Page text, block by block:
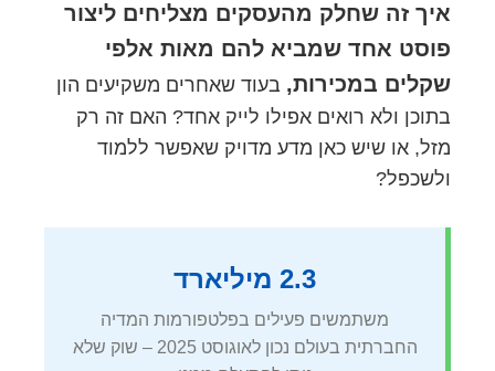
איך זה שחלק מהעסקים מצליחים ליצור
פוסט אחד שמביא להם מאות אלפי
שקלים במכירות, בעוד שאחרים משקיעים הון
בתוכן ולא רואים אפילו לייק אחד? האם זה רק
מזל, או שיש כאן מדע מדויק שאפשר ללמוד
ולשכפל?
2.3 מיליארד
משתמשים פעילים בפלטפורמות המדיה
החברתית בעולם נכון לאוגוסט 2025 – שוק שלא